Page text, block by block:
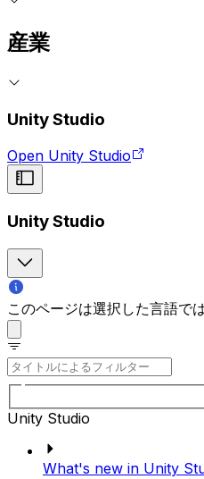
産業
Unity Studio
Open Unity Studio
Unity Studio
このページは選択した言語で
Unity Studio
What's new in Unity